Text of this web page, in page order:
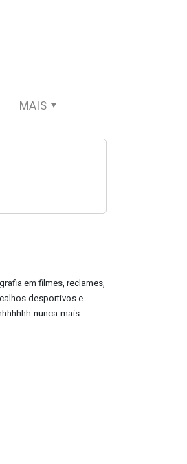
MAIS
em filmes, reclames,
desportivos e
nunca-mais